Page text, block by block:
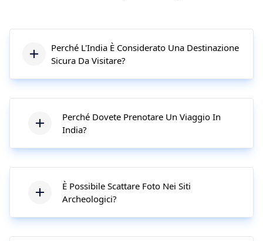
Perché L'India È Considerato Una Destinazione
Sicura Da Visitare?
Perché Dovete Prenotare Un Viaggio In
India?
È Possibile Scattare Foto Nei Siti
Archeologici?